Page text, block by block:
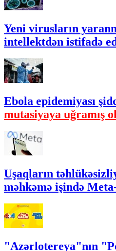
Yeni virusların
intellektdən istifadə
Ebola epidemiyası
mutasiyaya uğramış
Uşaqların
məhkəmə işində
"Azərlotereya"nın